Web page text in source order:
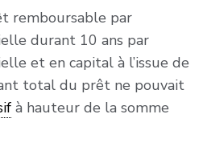
remboursable par
durant 10 ans par
et en capital à l’issue de
total du prêt ne pouvait
à hauteur de la somme